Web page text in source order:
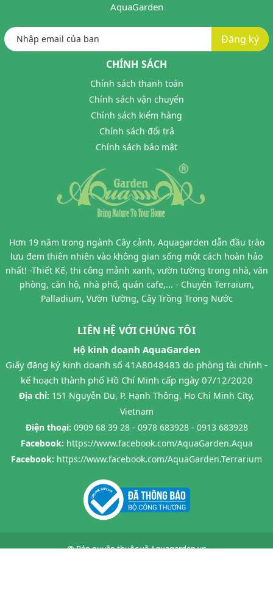
AquaGarden
Đăng ký
CHÍNH SÁCH
Chính sách thanh toán
Chính sách vận chuyển
Chính sách kiểm hàng
Chính sách đổi trả
Chính sách bảo mật
Hơn 19 năm trong ngành Cây cảnh, Aquagarden dẫn đầu trào
lưu đem thiên nhiên vào không gian sống một cách hoàn hảo
nhất! -Thiết Kế, thi công mảnh xanh, vườn tường trong nhà, văn
phòng, căn hộ, nhà phố, quán cafe,... - Chuyên Terraium,
Palladium, Vườn Tường, Cây Trồng Trong Nước
LIÊN HỆ VỚI CHÚNG TÔI
Hộ kinh doanh AquaGarden
Giấy đăng ký kinh doanh số 41A8048483 do phòng tài chính -
kế hoạch thành phố Hồ Chí Minh cấp ngày 07/12/2020
Địa chỉ: 151 Nguyễn Du, P. Hạnh Thông, Ho Chi Minh City,
Vietnam
Điện thoại: 0909 68 39 28 - 0978 683928 - 0913 683928
Facebook: https://www.facebook.com/AquaGarden.Aqua
Facebook: https://www.facebook.com/AquaGarden.Terrarium
@ Bản quyền thuộc vềAquagarden.vn